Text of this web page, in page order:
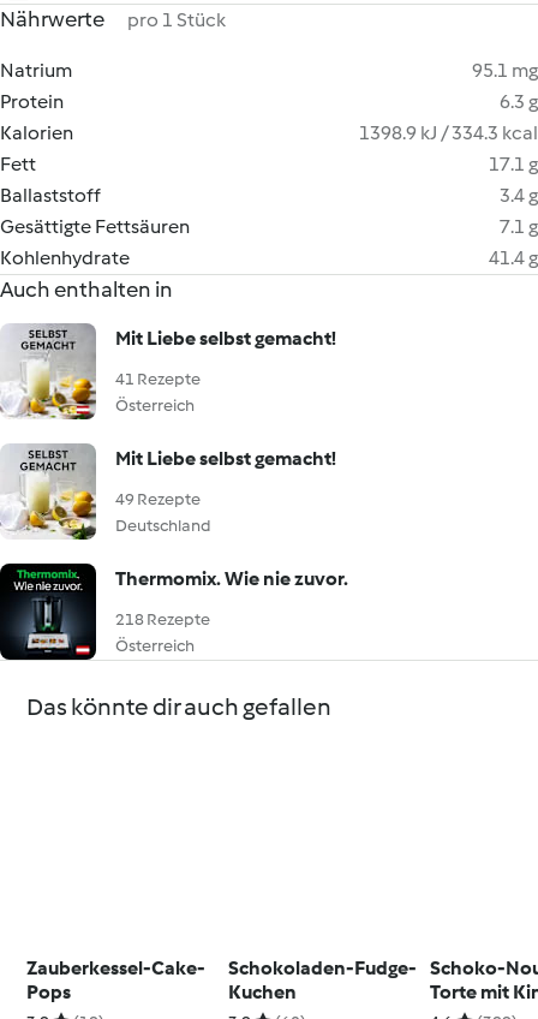
Nährwerte pro 1 Stück
Natrium
95.1 mg
Protein
6.3 g
Kalorien
1398.9 kJ / 334.3 kcal
Fett
17.1 g
Ballaststoff
3.4 g
Gesättigte Fettsäuren
7.1 g
Kohlenhydrate
41.4 g
Auch enthalten in
Mit Liebe selbst gemacht!
41 Rezepte
Österreich
Mit Liebe selbst gemacht!
49 Rezepte
Deutschland
Thermomix. Wie nie zuvor.
218 Rezepte
Österreich
Das könnte dir auch gefallen
Zauberkessel-Cake-
Pops
Schokoladen-Fudge-
Kuchen
Schoko-
Torte mit